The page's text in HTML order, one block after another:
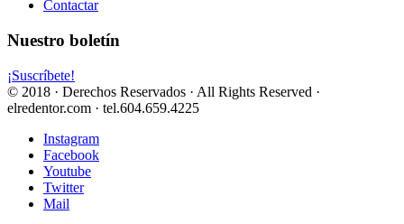
Contactar
Nuestro boletín
¡Suscríbete!
© 2018 · Derechos Reservados · All Rights Reserved ·
elredentor.com · tel.604.659.4225
Instagram
Facebook
Youtube
Twitter
Mail